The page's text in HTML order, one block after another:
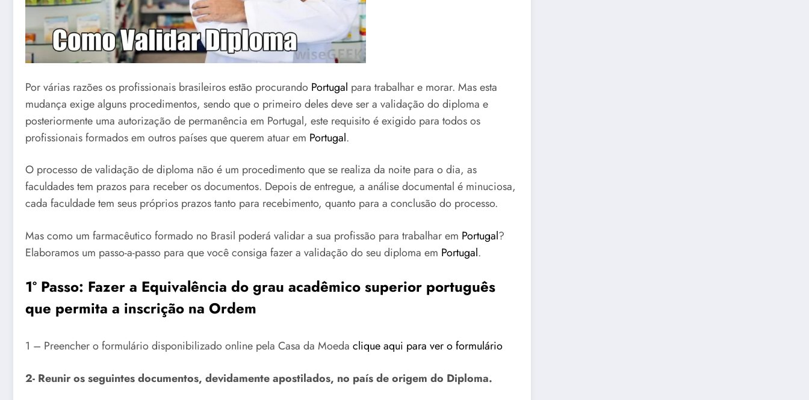
Por várias razões os profissionais brasileiros estão procurando Portugal para trabalhar e morar. Mas esta
mudança exige alguns procedimentos, sendo que o primeiro deles deve ser a validação do diploma e
posteriormente uma autorização de permanência em Portugal, este requisito é exigido para todos os
profissionais formados em outros países que querem atuar em Portugal.
O processo de validação de diploma não é um procedimento que se realiza da noite para o dia, as
faculdades tem prazos para receber os documentos. Depois de entregue, a análise documental é minuciosa,
cada faculdade tem seus próprios prazos tanto para recebimento, quanto para a conclusão do processo.
Mas como um farmacêutico formado no Brasil poderá validar a sua profissão para trabalhar em Portugal?
Elaboramos um passo-a-passo para que você consiga fazer a validação do seu diploma em Portugal.
1º Passo: Fazer a Equivalência do grau acadêmico superior português
que permita a inscrição na Ordem
1 – Preencher o formulário disponibilizado online pela Casa da Moeda clique aqui para ver o formulário
2- Reunir os seguintes documentos, devidamente apostilados, no país de origem do Diploma.